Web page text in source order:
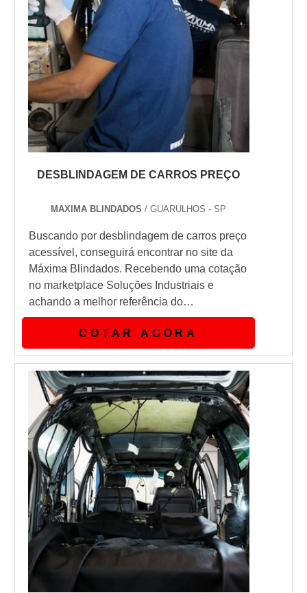
DESBLINDAGEM DE CARROS PREÇO
MAXIMA BLINDADOS/ GUARULHOS - SP
Buscando por desblindagem de carros preço
acessível, conseguirá encontrar no site da
Máxima Blindados. Recebendo uma cotação
no marketplace Soluções Industriais e
achando a melhor referência do
mercado.Quando a temática é desblindagem
de carros, na Máxima Blindados encontrará
ótima qualidade com parceria estratégica
junto ao fabricante de vidros, que permite
oferecer o menor custo, manter altos níveis
de qualidade e o melhor prazo de en...
COTAR AGORA